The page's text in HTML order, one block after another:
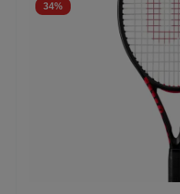
34%